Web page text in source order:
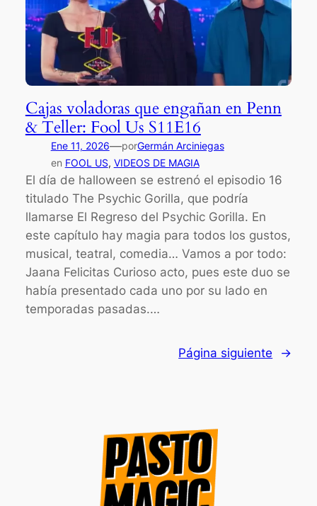
Cajas voladoras que engañan en Penn
& Teller: Fool Us S11E16
Ene 11, 2026—porGermán Arciniegas
en FOOL US, VIDEOS DE MAGIA
El día de halloween se estrenó el episodio 16
titulado The Psychic Gorilla, que podría
llamarse El Regreso del Psychic Gorilla. En
este capítulo hay magia para todos los gustos,
musical, teatral, comedia… Vamos a por todo:
Jaana Felicitas Curioso acto, pues este duo se
había presentado cada uno por su lado en
temporadas pasadas.…
Página siguiente →